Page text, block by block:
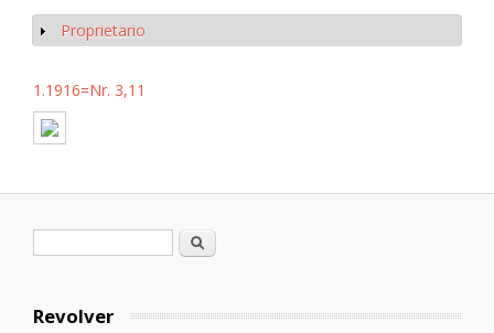
Mostrar
Proprietario
1.1916=Nr. 3,11
Formulario de búsqueda
Buscar
Revolver